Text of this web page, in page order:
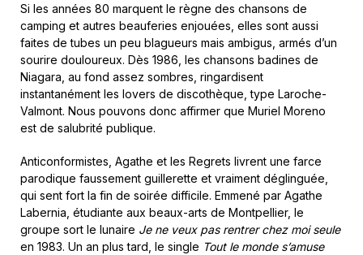
Si les années 80 marquent le règne des chansons de
camping et autres beauferies enjouées, elles sont aussi
faites de tubes un peu blagueurs mais ambigus, armés d’un
sourire douloureux. Dès 1986, les chansons badines de
Niagara, au fond assez sombres, ringardisent
instantanément les lovers de discothèque, type Laroche-
Valmont. Nous pouvons donc affirmer que Muriel Moreno
est de salubrité publique.
Anticonformistes, Agathe et les Regrets livrent une farce
parodique faussement guillerette et vraiment déglinguée,
qui sent fort la fin de soirée difficile. Emmené par Agathe
Labernia, étudiante aux beaux-arts de Montpellier, le
groupe sort le lunaire Je ne veux pas rentrer chez moi seule
en 1983. Un an plus tard, le single Tout le monde s’amuse